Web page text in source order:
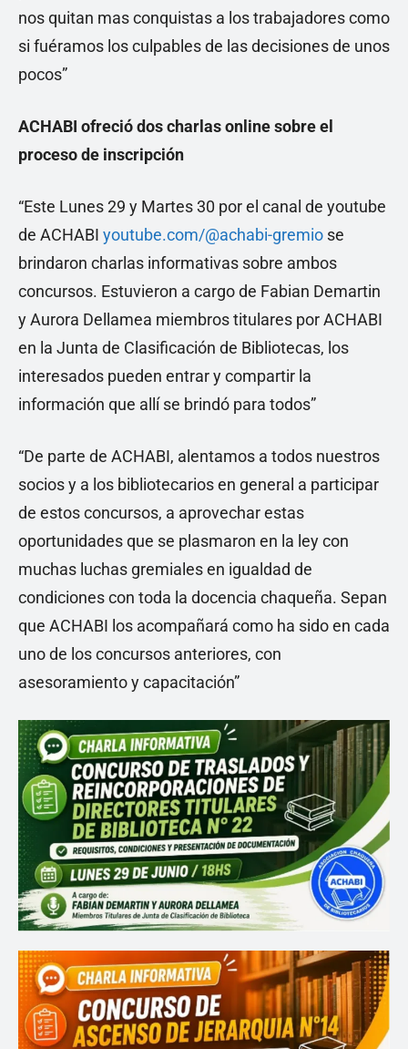
nos quitan mas conquistas a los trabajadores como
si fuéramos los culpables de las decisiones de unos
pocos”
ACHABI ofreció dos charlas online sobre el
proceso de inscripción
“Este Lunes 29 y Martes 30 por el canal de youtube
de ACHABI youtube.com/@achabi-gremio se
brindaron charlas informativas sobre ambos
concursos. Estuvieron a cargo de Fabian Demartin
y Aurora Dellamea miembros titulares por ACHABI
en la Junta de Clasificación de Bibliotecas, los
interesados pueden entrar y compartir la
información que allí se brindó para todos”
“De parte de ACHABI, alentamos a todos nuestros
socios y a los bibliotecarios en general a participar
de estos concursos, a aprovechar estas
oportunidades que se plasmaron en la ley con
muchas luchas gremiales en igualdad de
condiciones con toda la docencia chaqueña. Sepan
que ACHABI los acompañará como ha sido en cada
uno de los concursos anteriores, con
asesoramiento y capacitación”